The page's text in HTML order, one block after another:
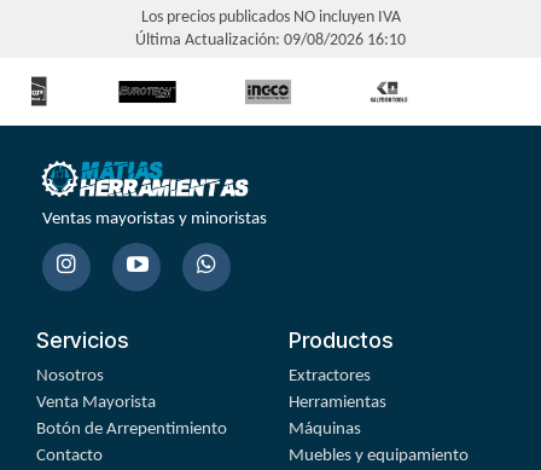
Los precios publicados NO incluyen IVA
Última Actualización: 09/08/2026 16:10
Ventas mayoristas y minoristas
Servicios
Nosotros
Venta Mayorista
Botón de Arrepentimiento
Contacto
Productos
Extractores
Herramientas
Máquinas
Muebles y equipamiento